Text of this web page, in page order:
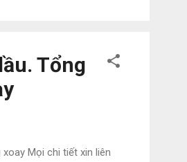
Tổng
xoay Mọi chi tiết xin liên